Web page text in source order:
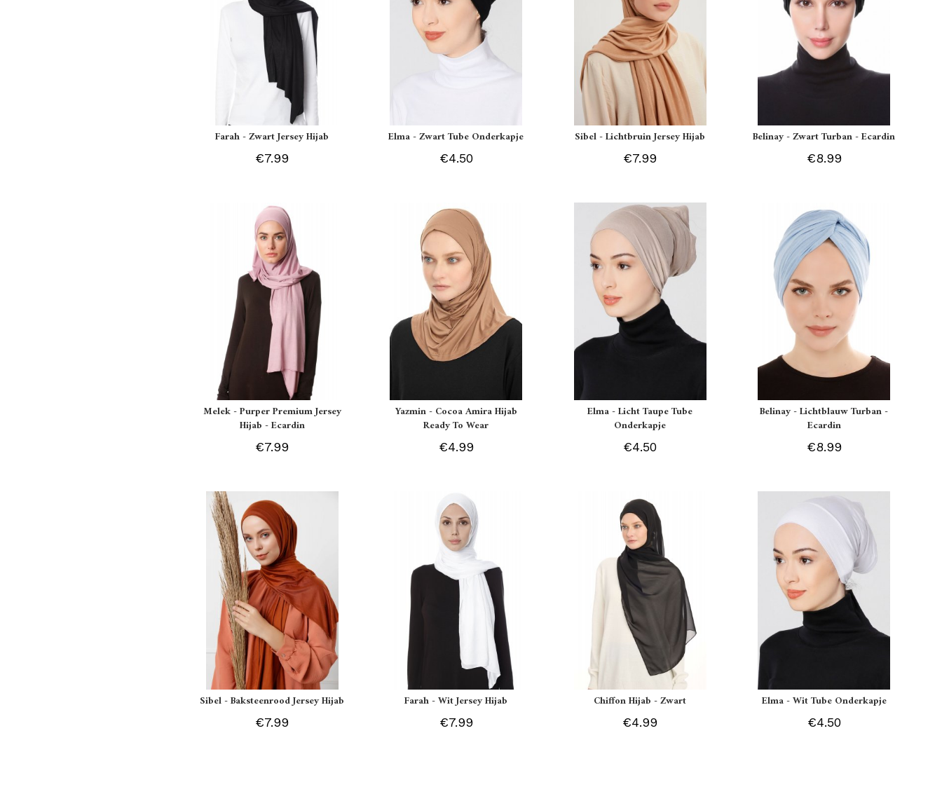
Farah - Zwart Jersey Hijab
€7.99
Elma - Zwart Tube Onderkapje
€4.50
Sibel - Lichtbruin Jersey Hijab
€7.99
Belinay - Zwart Turban - Ecardin
€8.99
Melek - Purper Premium Jersey
Hijab - Ecardin
€7.99
Yazmin - Cocoa Amira Hijab
Ready To Wear
€4.99
Elma - Licht Taupe Tube
Onderkapje
€4.50
Belinay - Lichtblauw Turban -
Ecardin
€8.99
Sibel - Baksteenrood Jersey Hijab
€7.99
Farah - Wit Jersey Hijab
€7.99
Chiffon Hijab - Zwart
€4.99
Elma - Wit Tube Onderkapje
€4.50